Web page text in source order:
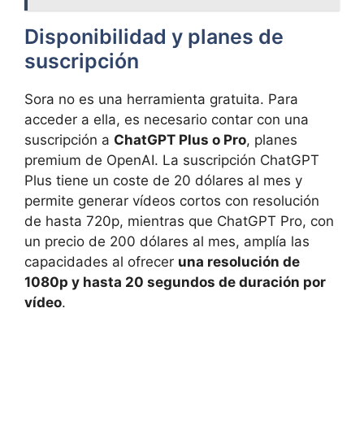
Disponibilidad y planes de
suscripción
Sora no es una herramienta gratuita. Para
acceder a ella, es necesario contar con una
suscripción a ChatGPT Plus o Pro, planes
premium de OpenAI. La suscripción ChatGPT
Plus tiene un coste de 20 dólares al mes y
permite generar vídeos cortos con resolución
de hasta 720p, mientras que ChatGPT Pro, con
un precio de 200 dólares al mes, amplía las
capacidades al ofrecer una resolución de
1080p y hasta 20 segundos de duración por
vídeo.